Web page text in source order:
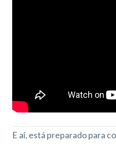
E aí, está preparado para